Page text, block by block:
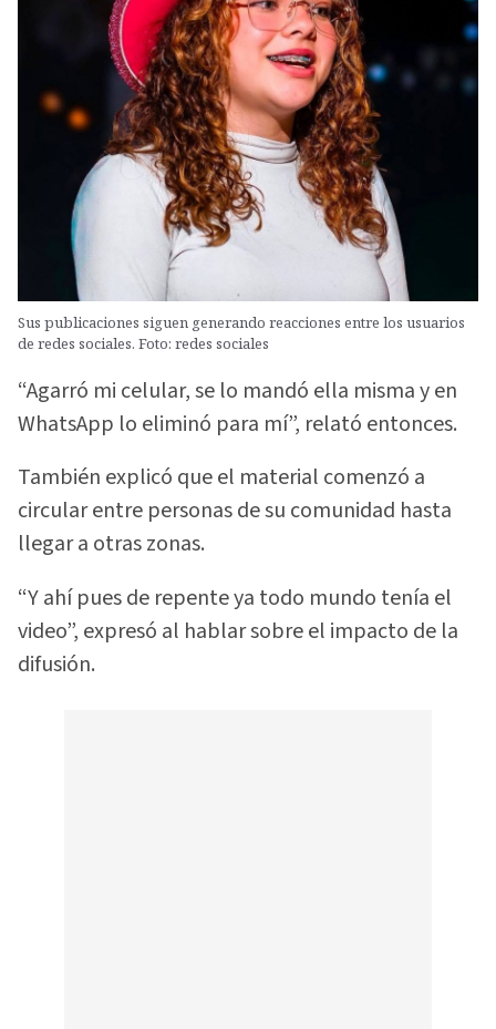
Sus publicaciones siguen generando reacciones entre los usuarios
de redes sociales. Foto: redes sociales
“Agarró mi celular, se lo mandó ella misma y en
WhatsApp lo eliminó para mí”, relató entonces.
También explicó que el material comenzó a
circular entre personas de su comunidad hasta
llegar a otras zonas.
“Y ahí pues de repente ya todo mundo tenía el
video”, expresó al hablar sobre el impacto de la
difusión.